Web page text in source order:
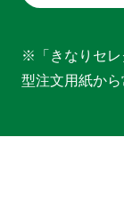
※「きなりセレ
型注文用紙から